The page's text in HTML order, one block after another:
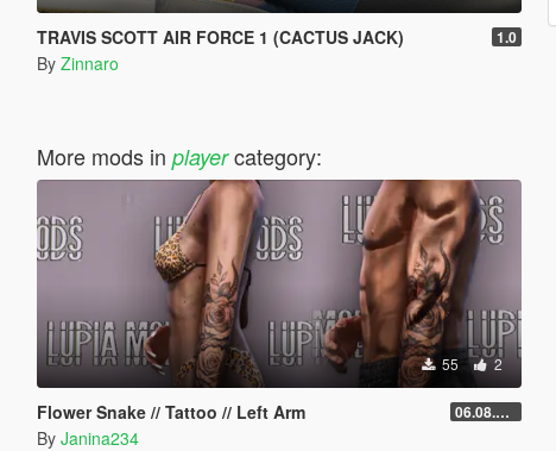
TRAVIS SCOTT AIR FORCE 1 (CACTUS JACK) 1.0
By Zinnaro
More mods in playercategory:
55 2
Flower Snake // Tattoo // Left Arm 06.08.2026
By Janina234